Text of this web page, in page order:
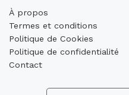
À propos
Termes et conditions
Politique de Cookies
Politique de confidentialité
Contact